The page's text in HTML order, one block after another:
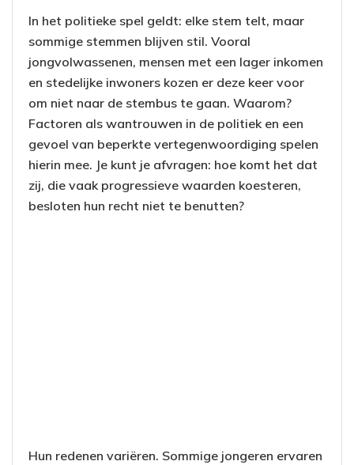
In het politieke spel geldt: elke stem telt, maar
sommige stemmen blijven stil. Vooral
jongvolwassenen, mensen met een lager inkomen
en stedelijke inwoners kozen er deze keer voor
om niet naar de stembus te gaan. Waarom?
Factoren als wantrouwen in de politiek en een
gevoel van beperkte vertegenwoordiging spelen
hierin mee. Je kunt je afvragen: hoe komt het dat
zij, die vaak progressieve waarden koesteren,
besloten hun recht niet te benutten?
Hun redenen variëren. Sommige jongeren ervaren